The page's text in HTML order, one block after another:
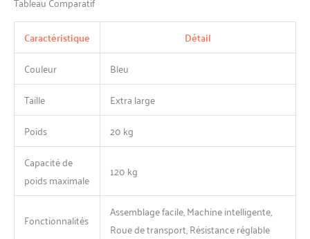
support de tablette. Accédez
à l'application Kinomap/
Fitshow ou profitez de vos
préférés pour rendre vos
entraînements plus
agréables.
Caractéristique Détail
Couleur
Bleu
Taille
Extra large
Poids
20 kg
Capacité de
poids maximale
120 kg
Fonctionnalités
Assemblage facile, Machine intelligente,
Roue de transport, Résistance réglable